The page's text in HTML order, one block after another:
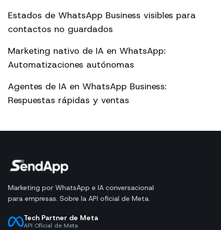
Estados de WhatsApp Business visibles para
contactos no guardados
Marketing nativo de IA en WhatsApp:
Automatizaciones autónomas
Agentes de IA en WhatsApp Business:
Respuestas rápidas y ventas
Marketing por WhatsApp e IA conversacional
para empresas. Sobre la API oficial de Meta.
Tech Partner de Meta
API Oficial de Meta